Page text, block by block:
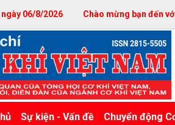
06/8/2026 Chào mừng bạn đến
Sự kiện - Vấn đề Chuyển động